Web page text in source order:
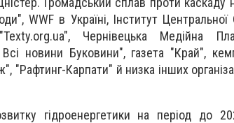
WWF в Україні, Інститут
Чернівецька Медійна
новини Буковини", газета "Край",
"Рафтинг-Карпати" й низка інших
гідроенергетики на період до